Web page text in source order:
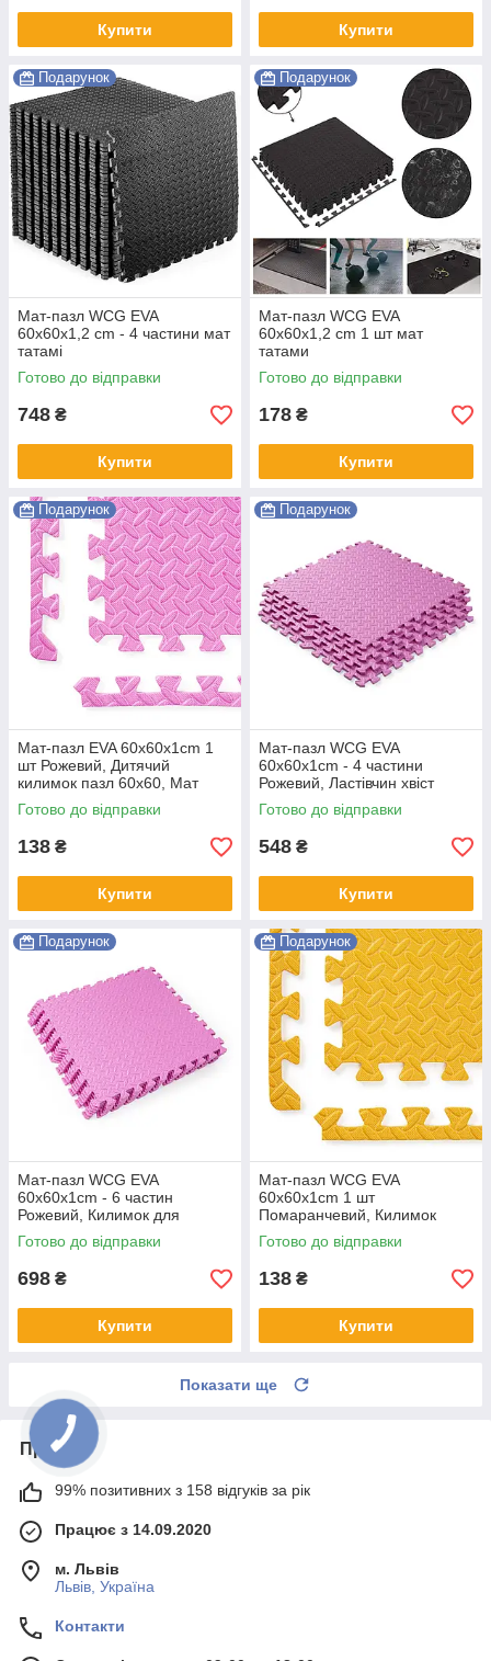
Купити Купити
Подарунок
Мат-пазл WCG EVA
60х60х1,2 cm - 4 частини мат
татамі
Готово до відправки
748 ₴
Купити
Подарунок
Мат-пазл WCG EVA
60х60х1,2 cm 1 шт мат
татами
Готово до відправки
178 ₴
Купити
Подарунок
Мат-пазл EVA 60х60х1cm 1
шт Рожевий, Дитячий
килимок пазл 60х60, Мат
татамі
Готово до відправки
138 ₴
Купити
Подарунок
Мат-пазл WCG EVA
60х60х1cm - 4 частини
Рожевий, Ластівчин хвіст
покриття
Готово до відправки
548 ₴
Купити
Подарунок
Мат-пазл WCG EVA
60х60х1cm - 6 частин
Рожевий, Килимок для
повзання пазл
Готово до відправки
698 ₴
Купити
Подарунок
Мат-пазл WCG EVA
60х60х1cm 1 шт
Помаранчевий, Килимок
дитячий пазл, Мат татамі
Готово до відправки
138 ₴
Купити
Показати ще
Про нас
99% позитивних з 158 відгуків за рік
Працює з 14.09.2020
м. Львів
Львів, Україна
Контакти